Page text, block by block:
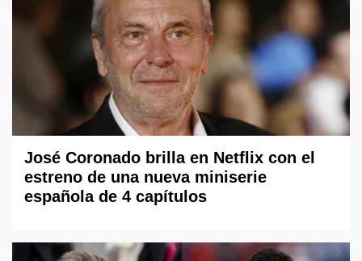
José Coronado brilla en Netflix con el
estreno de una nueva miniserie
española de 4 capítulos